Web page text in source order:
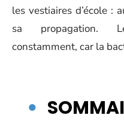
les vestiaires d’école :
sa propagation.
constamment, car la